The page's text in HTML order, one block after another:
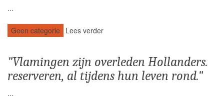
...
Geen categorie Lees verder
Vlamingen zijn overleden
reserveren, al tijdens hun leven rond.
...